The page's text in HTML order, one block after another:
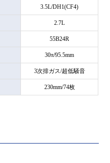
3.5L/DH1(CF4)
2.7L
55B24R
30π/95.5mm
3次排ガス/超低騒音
230mm/74枚